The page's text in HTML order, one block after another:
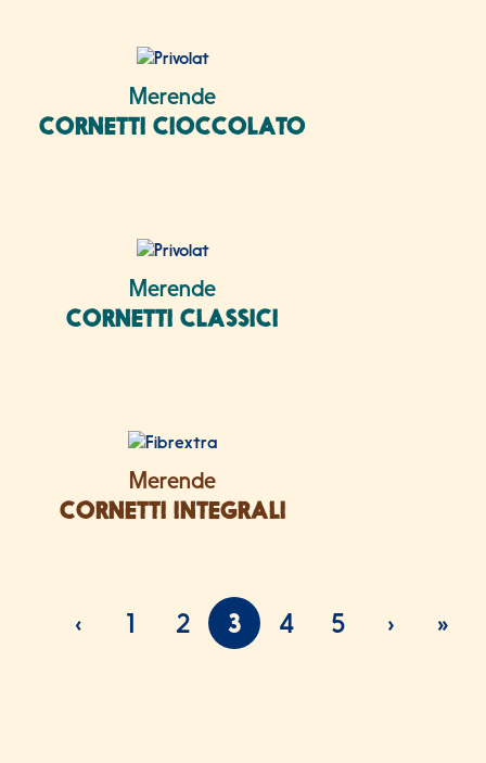
Merende
CORNETTI CIOCCOLATO
Merende
CORNETTI CLASSICI
Merende
CORNETTI INTEGRALI
‹ Page Page
2 Current Page
3 Page
4 Page
5 › »